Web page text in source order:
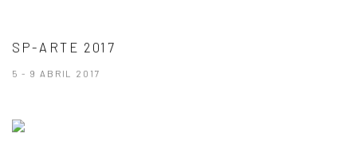
SP-ARTE 2017
5 - 9 ABRIL 2017